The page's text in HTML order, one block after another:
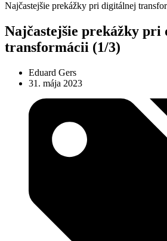
Najčastejšie prekážky pri digitálnej
Najčastejšie prekážky pri
transformácii (1/3)
Eduard Gers
31. mája 2023